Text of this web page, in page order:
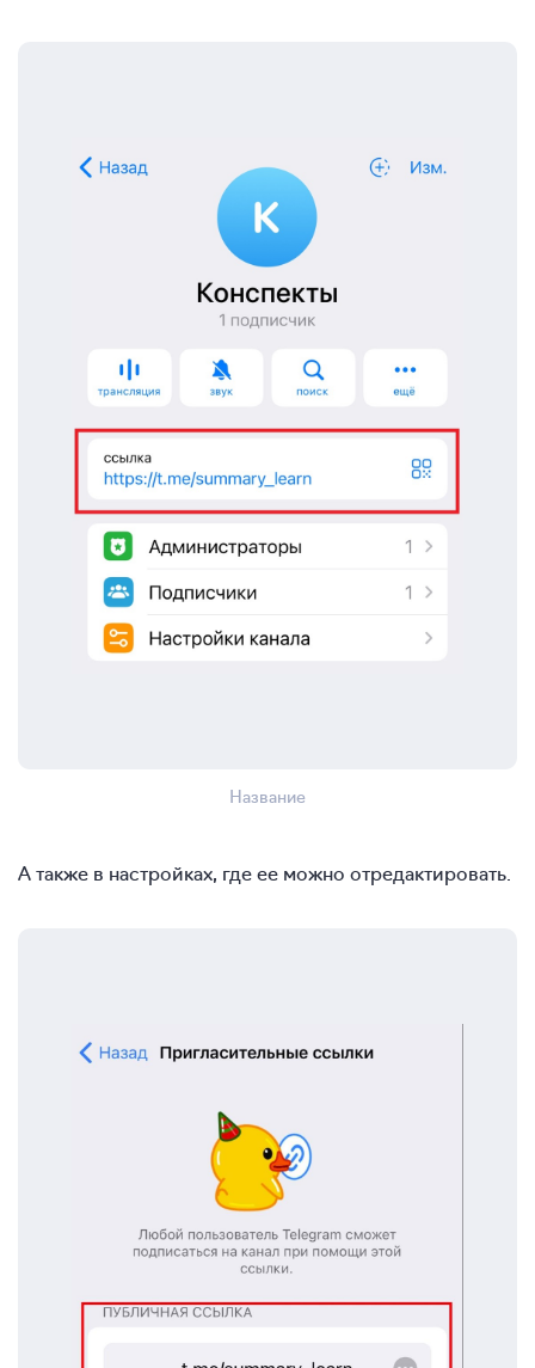
Название
А также в настройках, где ее можно отредактировать.